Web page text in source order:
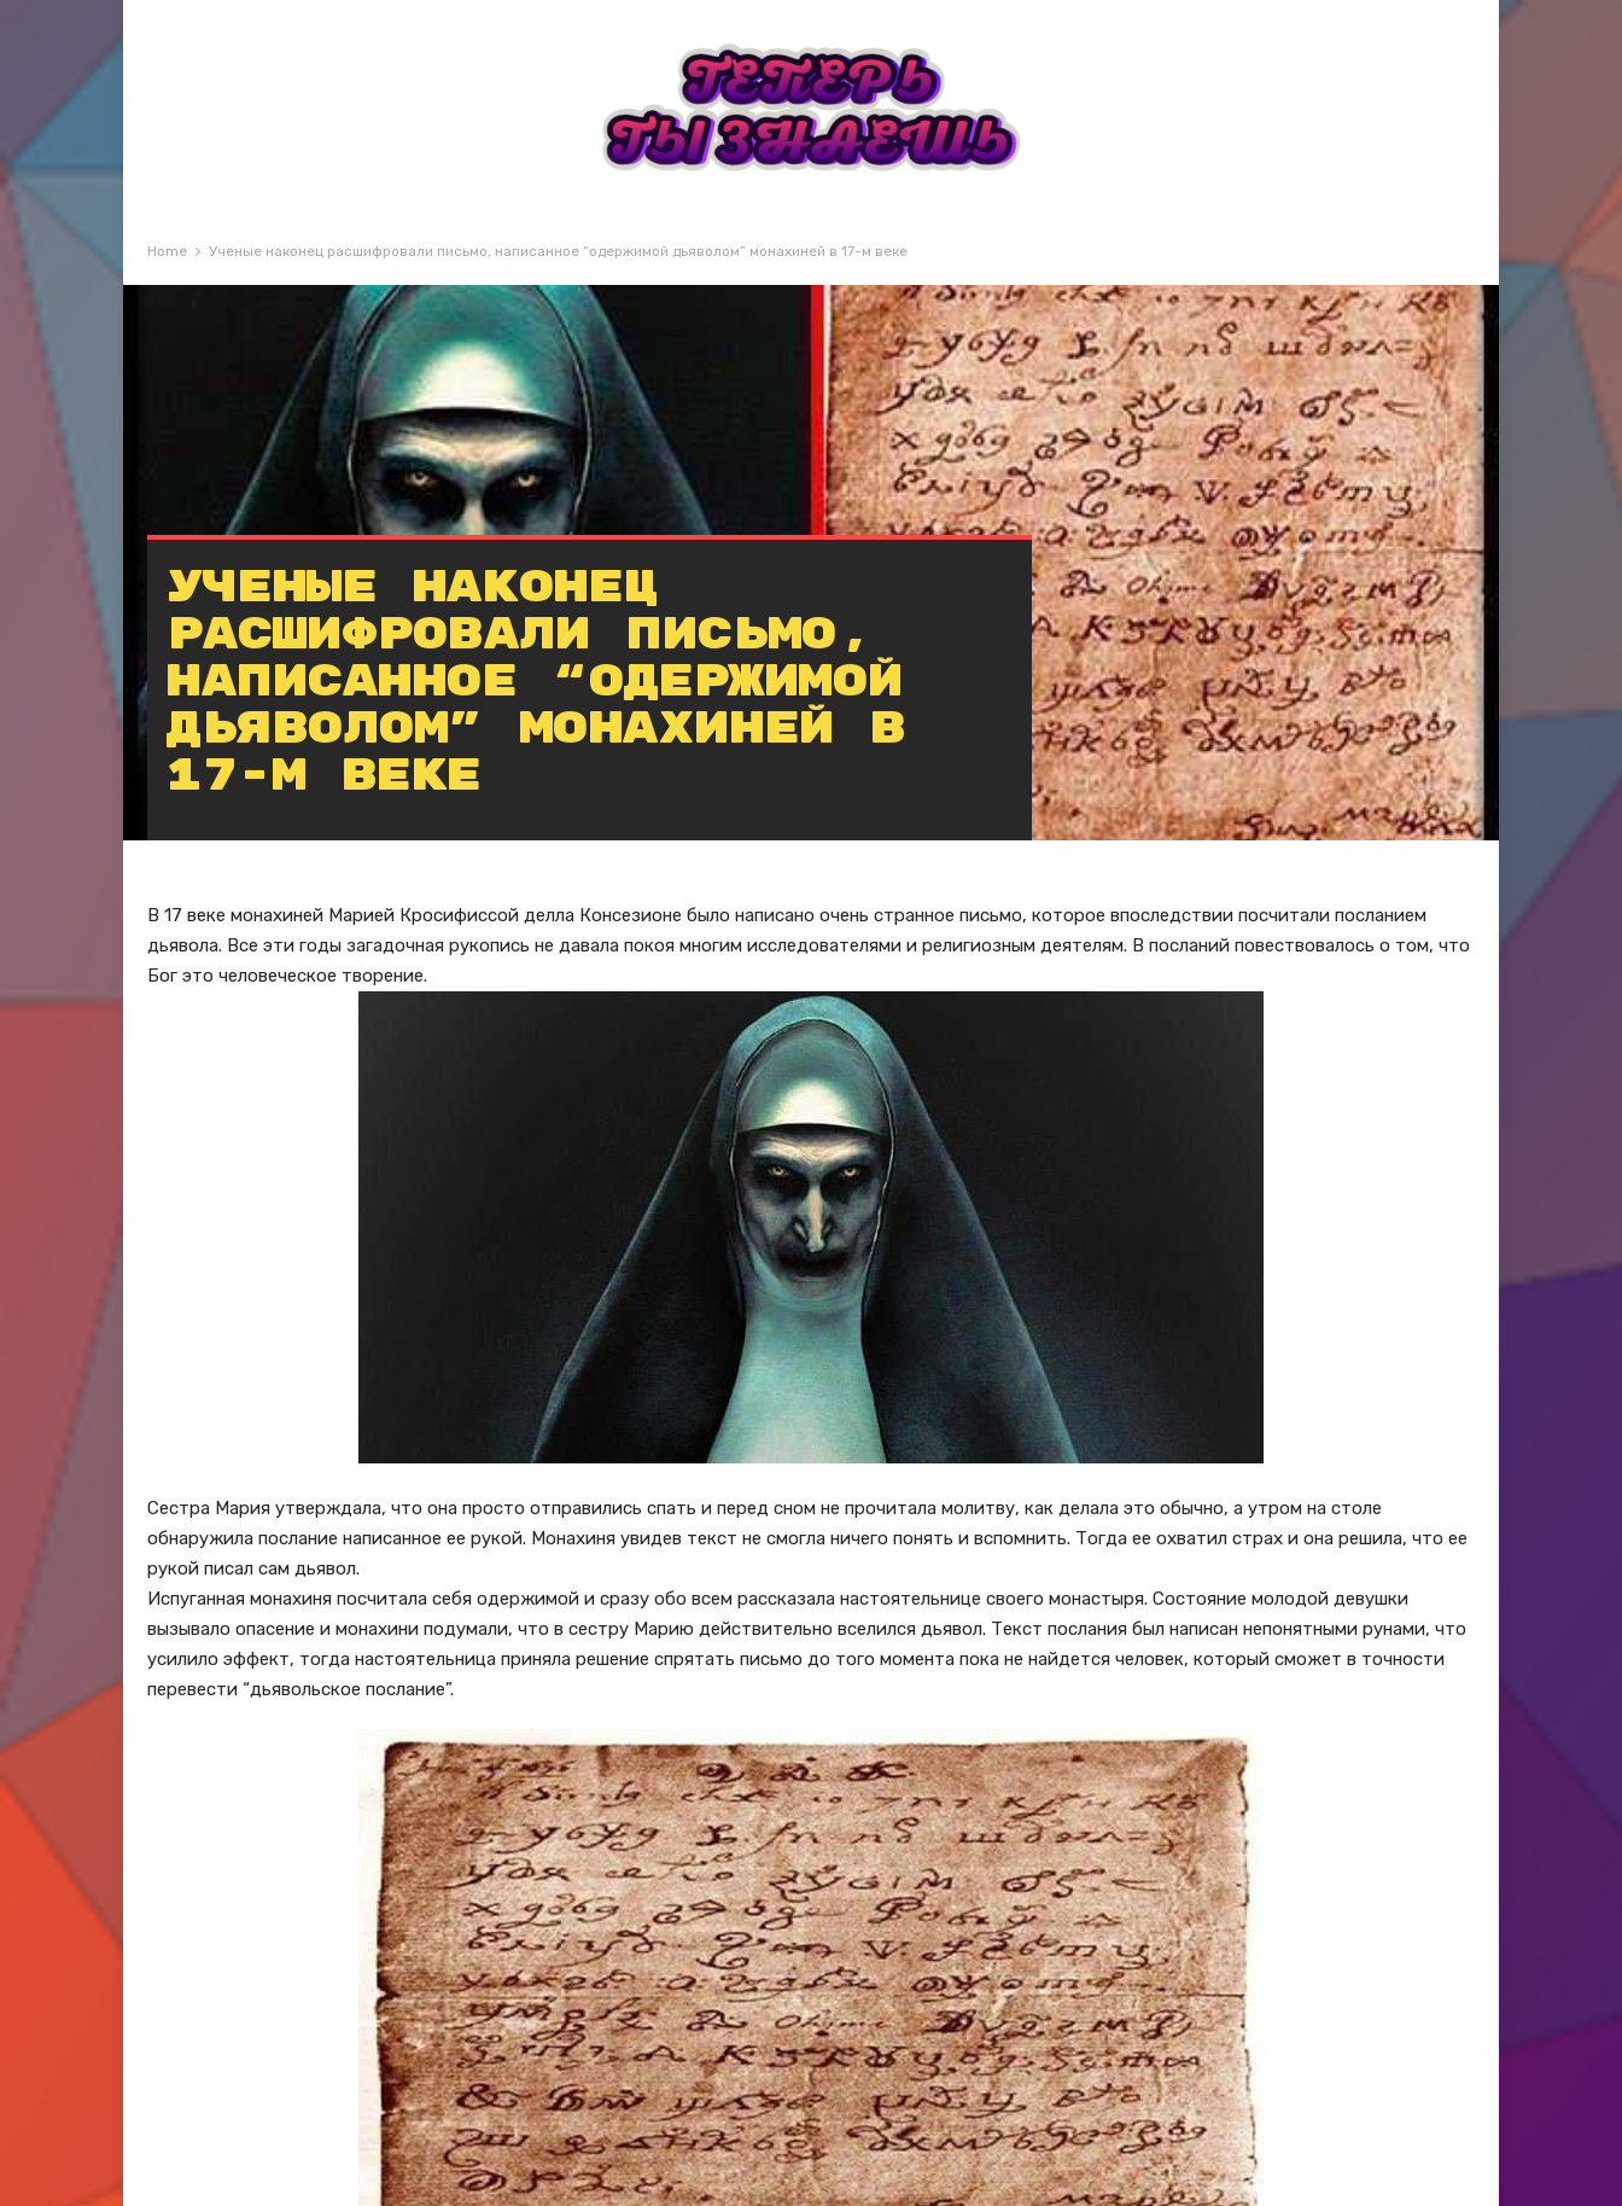
Home Ученые наконец расшифровали письмо, написанное “одержимой дьяволом” монахиней в 17-м веке
Ученые наконец
расшифровали письмо,
написанное “одержимой
дьяволом” монахиней в
17-м веке
В 17 веке монахиней Марией Кросифиссой делла Консезионе было написано очень странное письмо, которое впоследствии посчитали посланием
дьявола. Все эти годы загадочная рукопись не давала покоя многим исследователями и религиозным деятелям. В посланий повествовалось о том, что
Бог это человеческое творение.
Сестра Мария утверждала, что она просто отправились спать и перед сном не прочитала молитву, как делала это обычно, а утром на столе
обнаружила послание написанное ее рукой. Монахиня увидев текст не смогла ничего понять и вспомнить. Тогда ее охватил страх и она решила, что ее
рукой писал сам дьявол.
Испуганная монахиня посчитала себя одержимой и сразу обо всем рассказала настоятельнице своего монастыря. Состояние молодой девушки
вызывало опасение и монахини подумали, что в сестру Марию действительно вселился дьявол. Текст послания был написан непонятными рунами, что
усилило эффект, тогда настоятельница приняла решение спрятать письмо до того момента пока не найдется человек, который сможет в точности
перевести “дьявольское послание”.